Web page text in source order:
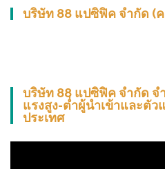
บริษัท 88 แปซิฟิค จำกัด (
บริษัท 88 แปซิฟิค จำกัด
แรงสูง-ต่ำผู้นำเข้าและตั
ประเทศ